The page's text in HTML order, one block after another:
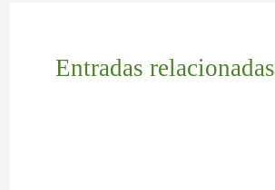
Entradas relacionadas